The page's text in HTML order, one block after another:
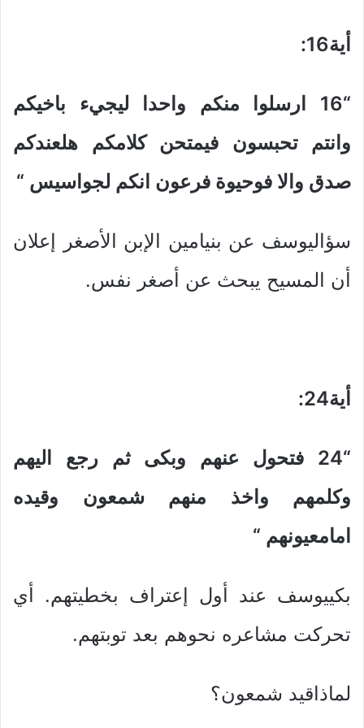
أية16 :
“16
ارسلوا منكم واحدا ليجيء باخيكم
وانتم تحبسون فيمتحن كلامكم هلعندكم
صدق والا فوحيوة فرعون انكم لجواسيس “
سؤاليوسف عن بنيامين الإبن الأصغر إعلان
أن المسيح يبحث عن أصغر نفس.
أية24 :
“24
فتحول عنهم وبكى ثم رجع اليهم
وكلمهم واخذ منهم شمعون وقيده
امامعيونهم “
بكييوسف عند أول إعتراف بخطيتهم. أي
تحركت مشاعره نحوهم بعد توبتهم.
لماذاقيد شمعون؟